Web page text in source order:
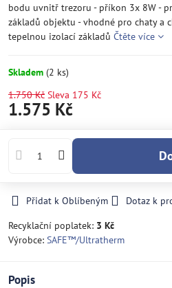
bodu uvnitř trezoru - příkon 3x 8W -
základů objektu - vhodné pro chaty a
tepelnou izolací základů Čtěte více
Skladem (2 ks)
1.750 Kč Sleva 175 Kč
1.575 Kč
Přidat k Oblíbeným Dotaz k
Recyklační poplatek: 3 Kč
Výrobce: SAFE­™/Ultratherm
Popis